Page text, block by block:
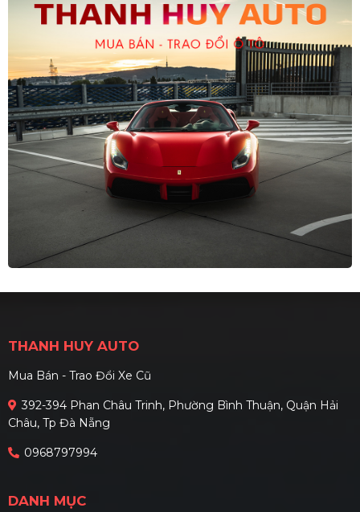
THANH HUY AUTO
Mua Bán - Trao Đổi Xe Cũ
392-394 Phan Châu Trinh, Phường Bình Thuận, Quận Hải
Châu, Tp Đà Nẵng
0968797994
DANH MỤC